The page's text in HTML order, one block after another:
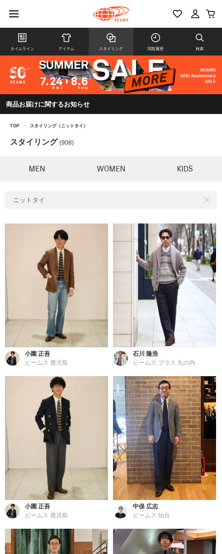
タイムライン アイテム スタイリング 閲覧履歴 検索
商品お届けに関するお知らせ
TOP > スタイリング（ニットタイ）
スタイリング (908)
MEN WOMEN KIDS
ニットタイ
小園 正吾
ビームス 鹿児島
石川 隆浩
ビームス プラス 丸の内
小園 正吾
ビームス 鹿児島
中俣 広志
ビームス 仙台